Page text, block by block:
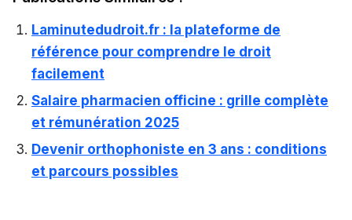
Laminutedudroit.fr : la plateforme de
référence pour comprendre le droit
facilement
Salaire pharmacien officine : grille complète
et rémunération 2025
Devenir orthophoniste en 3 ans : conditions
et parcours possibles